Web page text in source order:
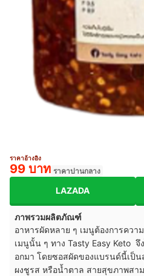
ราคาอ้างอิง
99 บาท ราคาปานกลาง
LAZADA
ภาพรวมผลิตภัณฑ์
อาหารผัดหลาย ๆ เมนูต้องการควา
เมนูนั้น ๆ ทาง Tasty Easy Keto
อกมา โดยซอสผัดของแบรนด์นี้เป็
ผงชูรส หรือน้ำตาล สายสุขภาพสา